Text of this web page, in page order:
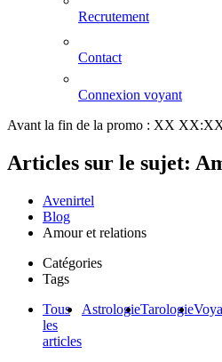
Recrutement
Contact
Connexion voyant
Avant la fin de la promo : XX
Articles sur le sujet:
Avenirtel
Blog
Amour et relations
Catégories
Tags
Tous
les
articles
AstrologieTarologie